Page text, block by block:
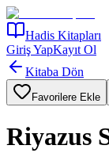
Hadis Kitapları
Giriş YapKayıt Ol
Kitaba Dön
Favorilere Ekle
Riyazus